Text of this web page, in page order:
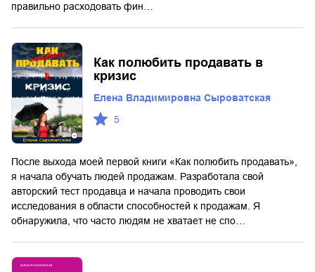
правильно расходовать фин…
Как полюбить продавать в
кризис
Елена Владимировна Сыроватская
5
После выхода моей первой книги «Как полюбить продавать»,
я начала обучать людей продажам. Разработала свой
авторский тест продавца и начала проводить свои
исследования в области способностей к продажам. Я
обнаружила, что часто людям не хватает не спо…